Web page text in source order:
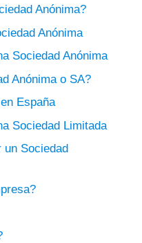
Anónima?
Anónima
Sociedad Anónima
Anónima o SA?
España
Sociedad Limitada
un Sociedad